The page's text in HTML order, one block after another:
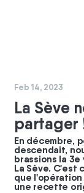
#GBC #
Feb 14, 2023
La Sève
partager
En décembre,
descendait,
brassions la
La Sève. C'est
que l'opération
une recette